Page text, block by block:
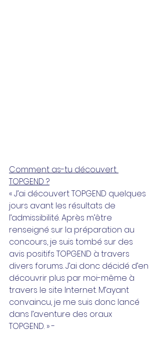
Comment as-tu découvert
TOPGEND ?
« J’ai découvert TOPGEND quelques
jours avant les résultats de
l’admissibilité. Après m’être
renseigné sur la préparation au
concours, je suis tombé sur des
avis positifs TOPGEND à travers
divers forums. J’ai donc décidé d’en
découvrir plus par moi-même à
travers le site Internet. M’ayant
convaincu, je me suis donc lancé
dans l’aventure des oraux
TOPGEND. » -